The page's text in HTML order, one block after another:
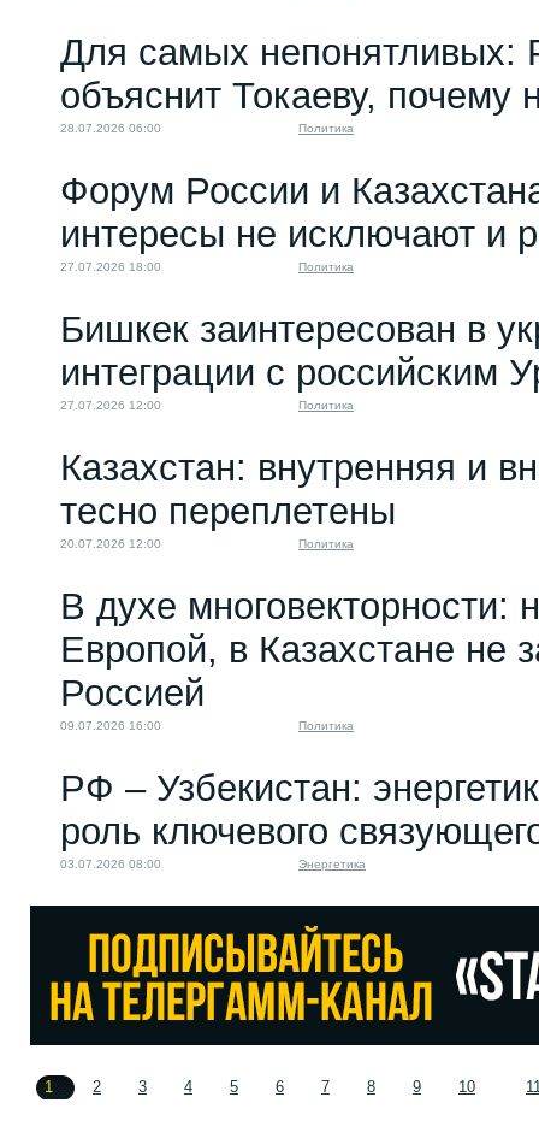
Для самых непонятливых:
объяснит Токаеву,
28.07.2026 06:00 Политика
Форум России и
интересы не исключают и
27.07.2026 18:00 Политика
Бишкек заинтересован в
интеграции с российским
27.07.2026 12:00 Политика
Казахстан: внутренняя и
тесно переплетены
20.07.2026 12:00 Политика
В духе многовекторности:
Европой, в Казахстане не
Россией
09.07.2026 16:00 Политика
РФ – Узбекистан:
роль ключевого
03.07.2026 08:00 Энергетика
1 2 3 4 5 6 7 8 9 10